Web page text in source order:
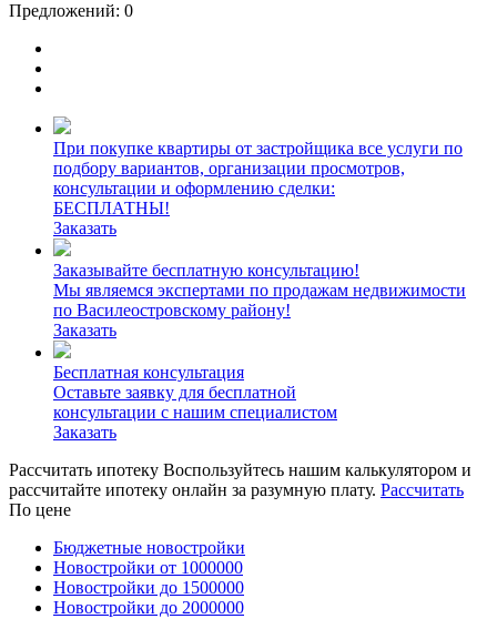
Предложений: 0
При покупке квартиры от застройщика все услуги по
подбору вариантов, организации просмотров,
консультации и оформлению сделки:
БЕСПЛАТНЫ!
Заказать
Заказывайте бесплатную консультацию!
Мы являемся экспертами по продажам недвижимости
по Василеостровскому району!
Заказать
Бесплатная консультация
Оставьте заявку для бесплатной
консультации с нашим специалистом
Заказать
Рассчитать ипотеку Воспользуйтесь нашим калькулятором и
рассчитайте ипотеку онлайн за разумную плату. Рассчитать
По цене
Бюджетные новостройки
Новостройки от 1000000
Новостройки до 1500000
Новостройки до 2000000